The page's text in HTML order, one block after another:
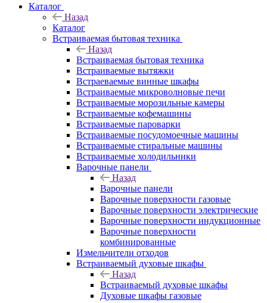
Каталог
Назад
Каталог
Встраиваемая бытовая техника
Назад
Встраиваемая бытовая техника
Встраиваемые вытяжки
Встраеваемые винные шкафы
Встраиваемые микроволновые печи
Встраиваемые морозильные камеры
Встраиваемые кофемашины
Встраиваемые пароварки
Встраиваемые посудомоечные машины
Встраиваемые стиральные машины
Встраиваемые холодильники
Варочные панели
Назад
Варочные панели
Варочные поверхности газовые
Варочные поверхности электрические
Варочные поверхности индукционные
Варочные поверхности
комбинированные
Измельчители отходов
Встраиваемый духовые шкафы
Назад
Встраиваемый духовые шкафы
Духовые шкафы газовые